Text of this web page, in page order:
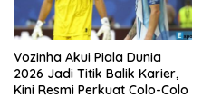
Vozinha Akui Piala Dunia
2026 Jadi Titik Balik Karier,
Kini Resmi Perkuat Colo-Colo